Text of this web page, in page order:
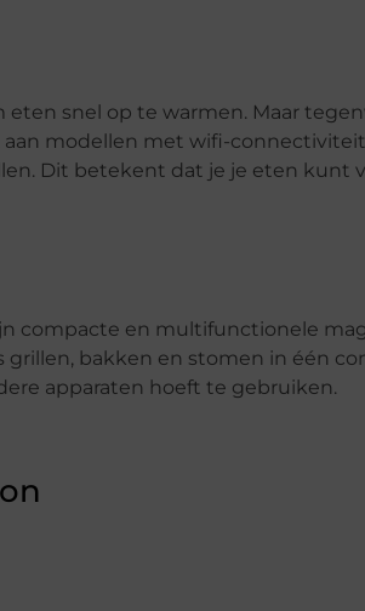
snel op te warmen. Maar
modellen met wifi-
Dit betekent dat je je eten kunt
compacte en multifunctionele
bakken en stomen in één
apparaten hoeft te gebruiken.